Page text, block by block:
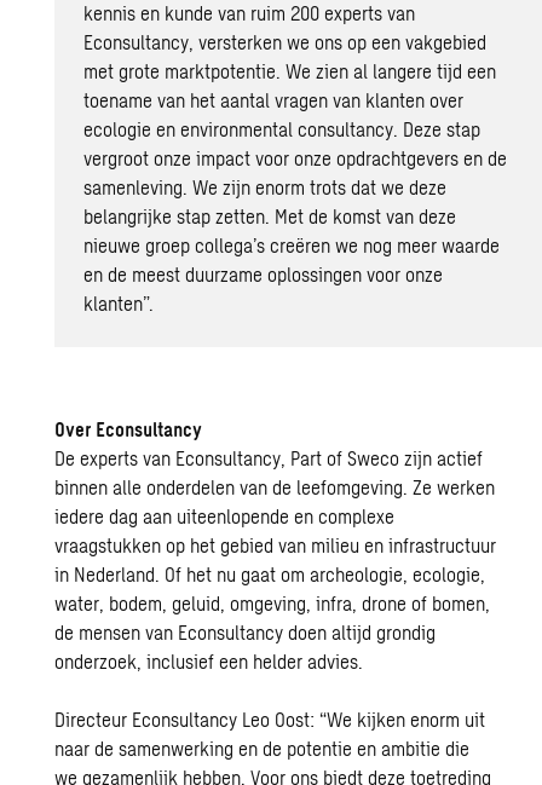
kennis en kunde van ruim 200 experts van
Econsultancy, versterken we ons op een vakgebied
met grote marktpotentie. We zien al langere tijd een
toename van het aantal vragen van klanten over
ecologie en environmental consultancy. Deze stap
vergroot onze impact voor onze opdrachtgevers en de
samenleving. We zijn enorm trots dat we deze
belangrijke stap zetten. Met de komst van deze
nieuwe groep collega’s creëren we nog meer waarde
en de meest duurzame oplossingen voor onze
klanten”.
Over Econsultancy
De experts van Econsultancy, Part of Sweco zijn actief
binnen alle onderdelen van de leefomgeving. Ze werken
iedere dag aan uiteenlopende en complexe
vraagstukken op het gebied van milieu en infrastructuur
in Nederland. Of het nu gaat om archeologie, ecologie,
water, bodem, geluid, omgeving, infra, drone of bomen,
de mensen van Econsultancy doen altijd grondig
onderzoek, inclusief een helder advies.
Directeur Econsultancy Leo Oost: “We kijken enorm uit
naar de samenwerking en de potentie en ambitie die
we gezamenlijk hebben. Voor ons biedt deze toetreding